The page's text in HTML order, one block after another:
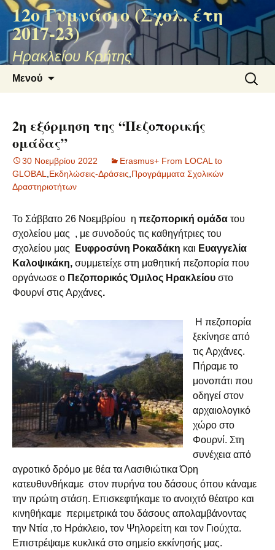
12ο Γυμνάσιο (Σχολ. έτη
2017-23)
Ηρακλείου Κρήτης
Μενού
για:
2η εξόρμηση της “Πεζοπορικής
ομάδας”
30 Νοεμβρίου 2022
Erasmus+ From LOCAL to
GLOBAL
Εκδηλώσεις-Δράσεις Προγράμματα Σχολικών
Δραστηριοτήτων
Το Σάββατο 26 Νοεμβρίου η πεζοπορική ομάδα του
σχολείου μας , με συνοδούς τις καθηγήτριες του
σχολείου μας
Ευφροσύνη Ροκαδάκη και Ευαγγελία
Καλοψικάκη, συμμετείχε στη μαθητική πεζοπορία που
οργάνωσε ο Πεζοπορικός Όμιλος Ηρακλείου στο
Φουρνί στις Αρχάνες.
Η πεζοπορία
ξεκίνησε από
τις Αρχάνες.
Πήραμε το
μονοπάτι που
οδηγεί στον
αρχαιολογικό
χώρο στο
Φουρνί. Στη
συνέχεια από
αγροτικό δρόμο με θέα τα Λασιθιώτικα Όρη
κατευθυνθήκαμε στον πυρήνα του δάσους όπου κάναμε
την πρώτη στάση. Επισκεφτήκαμε το ανοιχτό θέατρο και
κινηθήκαμε περιμετρικά του δάσους απολαμβάνοντας
την Ντία ,το Ηράκλειο, τον Ψηλορείτη και τον Γιούχτα.
Επιστρέψαμε κυκλικά στο σημείο εκκίνησής μας.